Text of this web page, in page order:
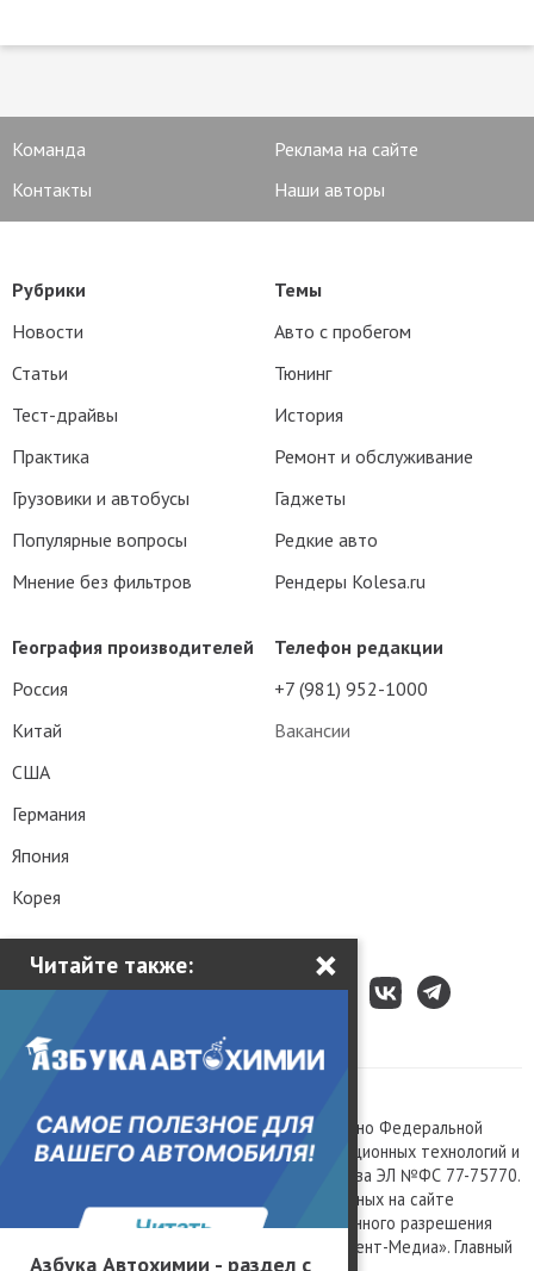
Читайте также: ×
Азбука Автохимии - раздел с
Команда
Реклама на сайте
Контакты
Наши авторы
Телефон редакции
+7 (981) 952-1000
Вакансии
Рубрики
Новости
Статьи
Тест-драйвы
Практика
Грузовики и автобусы
Популярные вопросы
Мнение без фильтров
Темы
Авто с пробегом
Тюнинг
История
Ремонт и обслуживание
Гаджеты
Редкие авто
Рендеры Kolesa.ru
География производителей
Россия
Китай
США
Германия
Япония
Корея
Сетевое издание «Kolesa.ru», зарегистрировано Федеральной
службой по надзору в сфере связи, информационных технологий и
массовых коммуникаций, номер свидетельства ЭЛ №ФС 77-75770.
Любое использование материалов, размещенных на сайте
www.kolesa.ru, допускается только с письменного разрешения
правообладателя. Учредитель ООО «Президент-Медиа». Главный